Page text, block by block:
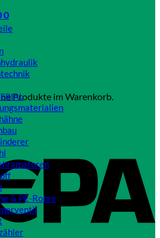
0
Produkte im Warenkorb.
& PE-Rohre